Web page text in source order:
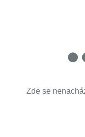
Zde se